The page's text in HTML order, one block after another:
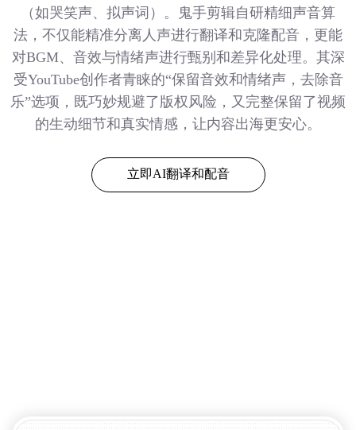
（如哭笑声、拟声词）。鬼手剪辑自研精细声音算
法，不仅能精准分离人声进行翻译和克隆配音，更能
对BGM、音效与情绪声进行甄别和差异化处理。其深
受YouTube创作者青睐的“保留音效和情绪声，去除音
乐”选项，既巧妙规避了版权风险，又完整保留了视频
的生动细节和真实情感，让内容出海更安心。
立即AI翻译和配音